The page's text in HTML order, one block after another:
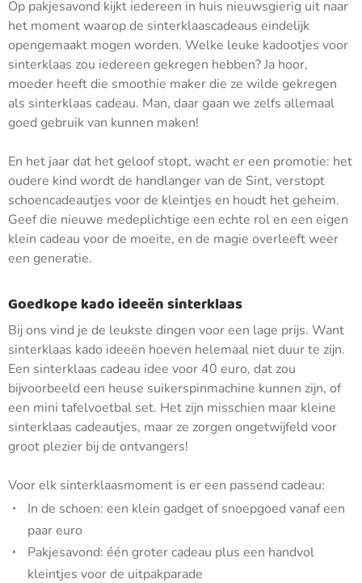
Op pakjesavond kijkt iedereen in huis nieuwsgierig uit naar
het moment waarop de sinterklaascadeaus eindelijk
opengemaakt mogen worden. Welke leuke kadootjes voor
sinterklaas zou iedereen gekregen hebben? Ja hoor,
moeder heeft die smoothie maker die ze wilde gekregen
als sinterklaas cadeau. Man, daar gaan we zelfs allemaal
goed gebruik van kunnen maken!
En het jaar dat het geloof stopt, wacht er een promotie: het
oudere kind wordt de handlanger van de Sint, verstopt
schoencadeautjes voor de kleintjes en houdt het geheim.
Geef die nieuwe medeplichtige een echte rol en een eigen
klein cadeau voor de moeite, en de magie overleeft weer
een generatie.
Goedkope kado ideeën sinterklaas
Bij ons vind je de leukste dingen voor een lage prijs. Want
sinterklaas kado ideeën hoeven helemaal niet duur te zijn.
Een sinterklaas cadeau idee voor 40 euro, dat zou
bijvoorbeeld een heuse suikerspinmachine kunnen zijn, of
een mini tafelvoetbal set. Het zijn misschien maar kleine
sinterklaas cadeautjes, maar ze zorgen ongetwijfeld voor
groot plezier bij de ontvangers!
Voor elk sinterklaasmoment is er een passend cadeau:
In de schoen: een klein gadget of snoepgoed vanaf een
paar euro
Pakjesavond: één groter cadeau plus een handvol
kleintjes voor de uitpakparade